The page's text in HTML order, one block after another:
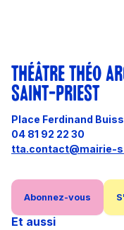
THÉÂTRE THÉO
SAINT-PRIEST
Place Ferdinand
04 81 92 22 30
tta.contact@mairie-
Abonnez-vous
Et aussi